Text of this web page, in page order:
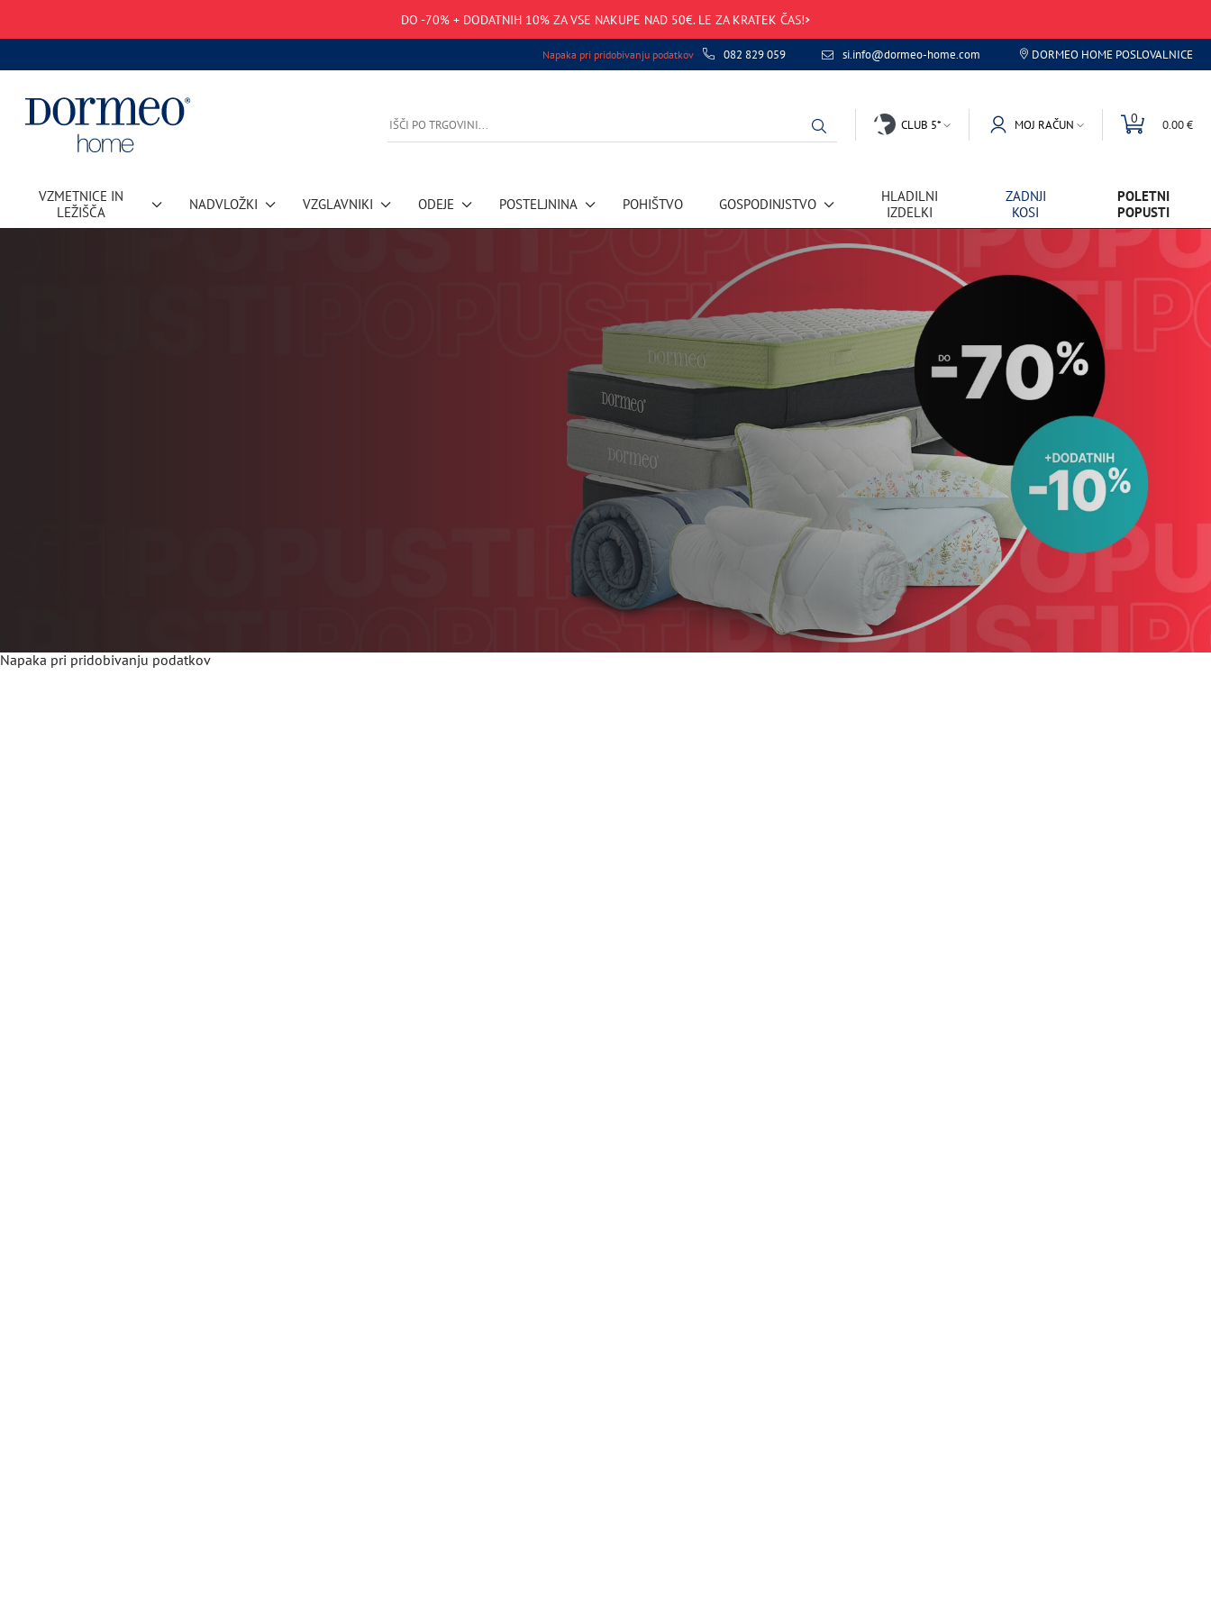
DO -70% + DODATNIH 10% ZA VSE NAKUPE NAD 50€. LE ZA KRATEK ČAS!
Napaka pri pridobivanju podatkov 082 829 059 si.info@dormeo-home.com DORMEO HOME POSLOVALNICE
CLUB 5* MOJ RAČUN 0 0.00 €
VZMETNICE IN
LEŽIŠČA
NADVLOŽKI VZGLAVNIKI ODEJE POSTELJNINA POHIŠTVO GOSPODINJSTVO
HLADILNI
IZDELKI
ZADNJI
KOSI
POLETNI
POPUSTI
Napaka pri pridobivanju podatkov